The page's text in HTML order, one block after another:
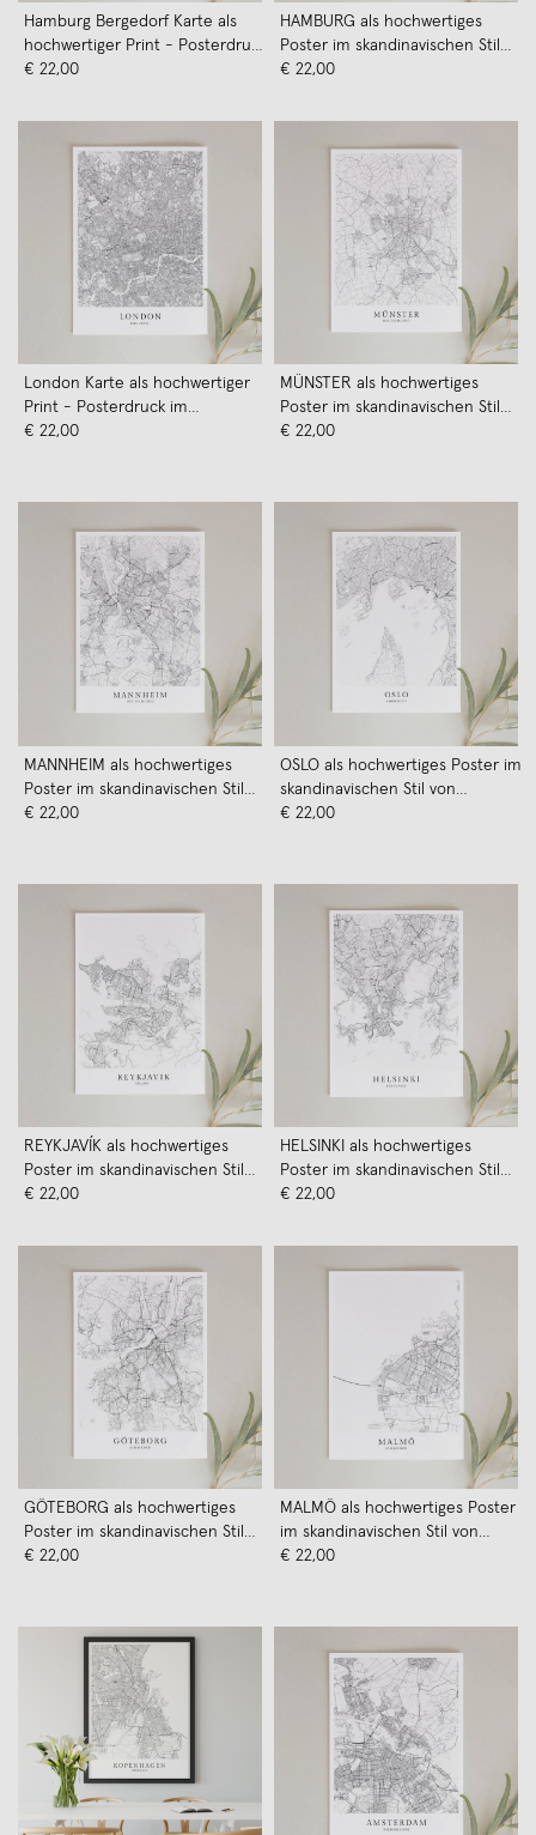
Hamburg Bergedorf Karte als
hochwertiger Print - Posterdruck
im skandinavischen Stil von
€ 22,00
HAMBURG als hochwertiges
Poster im skandinavischen Stil
von Skanemarie
€ 22,00
London Karte als hochwertiger
Print - Posterdruck im
skandinavischen Stil von
€ 22,00
MÜNSTER als hochwertiges
Poster im skandinavischen Stil
von Skanemarie
€ 22,00
MANNHEIM als hochwertiges
Poster im skandinavischen Stil
von Skanemarie
€ 22,00
OSLO als hochwertiges Poster im
skandinavischen Stil von
Skanemarie
€ 22,00
REYKJAVÍK als hochwertiges
Poster im skandinavischen Stil
von Skanemarie
€ 22,00
HELSINKI als hochwertiges
Poster im skandinavischen Stil
von Skanemarie
€ 22,00
GÖTEBORG als hochwertiges
Poster im skandinavischen Stil
von Skanemarie
€ 22,00
MALMÖ als hochwertiges Poster
im skandinavischen Stil von
Skanemarie
€ 22,00